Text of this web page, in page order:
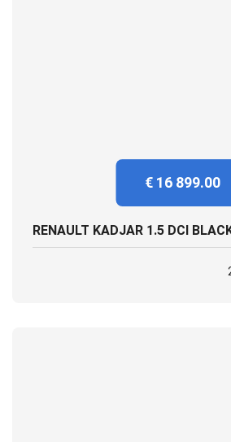
€ 16 899.00
RENAULT KADJAR 1.5 DCI